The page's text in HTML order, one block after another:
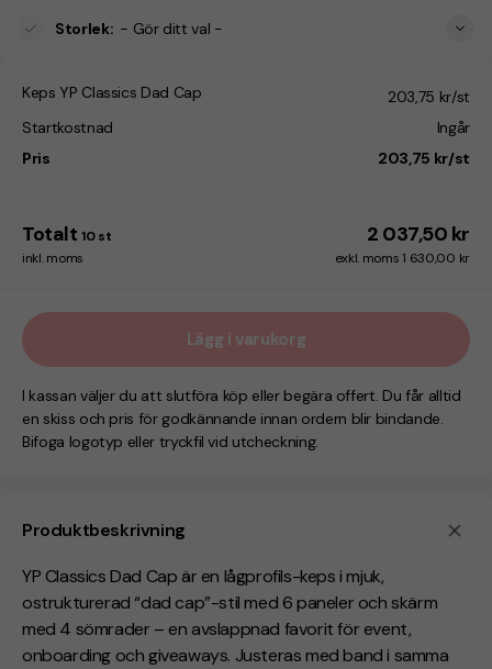
Produktbeskrivning
YP Classics Dad Cap är en lågprofils-keps i mjuk,
ostrukturerad “dad cap”-stil med 6 paneler och skärm
med 4 sömrader – en avslappnad favorit för event,
onboarding och giveaways. Justeras med band i samma
Storlek: - Gör ditt val -
Keps YP Classics Dad Cap
203,75 kr/st
Startkostnad
Ingår
Pris
203,75 kr/st
Totalt 10 st 2 037,50 kr
inkl. moms exkl. moms 1 630,00 kr
Lägg i varukorg
I kassan väljer du att slutföra köp eller begära offert. Du får alltid
en skiss och pris för godkännande innan ordern blir bindande.
Bifoga logotyp eller tryckfil vid utcheckning.